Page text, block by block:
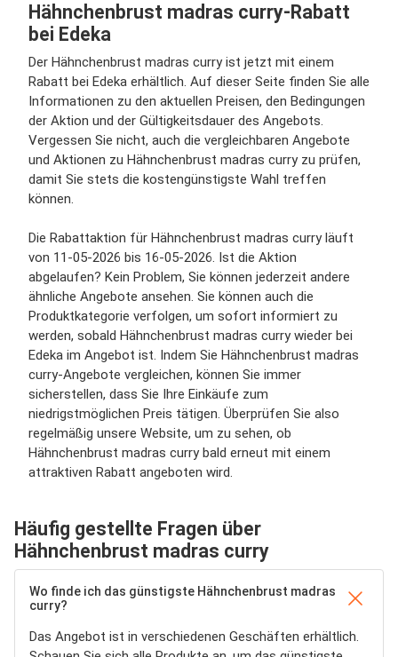
Hähnchenbrust madras curry-Rabatt
bei Edeka
Der Hähnchenbrust madras curry ist jetzt mit einem
Rabatt bei Edeka erhältlich. Auf dieser Seite finden Sie alle
Informationen zu den aktuellen Preisen, den Bedingungen
der Aktion und der Gültigkeitsdauer des Angebots.
Vergessen Sie nicht, auch die vergleichbaren Angebote
und Aktionen zu Hähnchenbrust madras curry zu prüfen,
damit Sie stets die kostengünstigste Wahl treffen
können.
Die Rabattaktion für Hähnchenbrust madras curry läuft
von 11-05-2026 bis 16-05-2026. Ist die Aktion
abgelaufen? Kein Problem, Sie können jederzeit andere
ähnliche Angebote ansehen. Sie können auch die
Produktkategorie verfolgen, um sofort informiert zu
werden, sobald Hähnchenbrust madras curry wieder bei
Edeka im Angebot ist. Indem Sie Hähnchenbrust madras
curry-Angebote vergleichen, können Sie immer
sicherstellen, dass Sie Ihre Einkäufe zum
niedrigstmöglichen Preis tätigen. Überprüfen Sie also
regelmäßig unsere Website, um zu sehen, ob
Hähnchenbrust madras curry bald erneut mit einem
attraktiven Rabatt angeboten wird.
Häufig gestellte Fragen über
Hähnchenbrust madras curry
Wo finde ich das günstigste Hähnchenbrust madras
curry?
Das Angebot ist in verschiedenen Geschäften erhältlich.